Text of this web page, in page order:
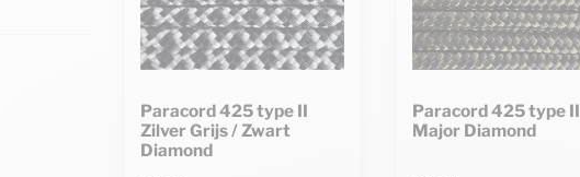
Paracord 425 type II
Zilver Grijs / Zwart
Diamond
Paracord 425 type II
Major Diamond